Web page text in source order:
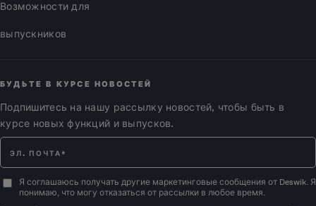
Возможности для
выпускников
БУДЬТЕ В КУРСЕ НОВОСТЕЙ
Подпишитесь на нашу рассылку новостей, чтобы быть в
курсе новых функций и выпусков.
Я соглашаюсь получать другие маркетинговые сообщения от Deswik. Я
понимаю, что могу отказаться от рассылки в любое время.